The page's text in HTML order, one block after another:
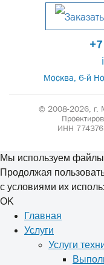
Москва, 6-й
© 2008-2026, г.
ИНН
Мы используем
Продолжая
с условиями их
OK
Главная
Услуги
Услуги